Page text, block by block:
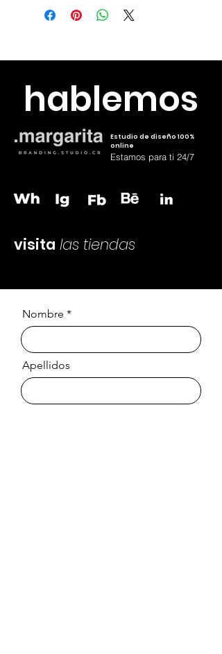
Envia el diseño a
hola@margaritacr.com o wh
hablemos
Estudio de diseño 100%
online
Estamos para ti 24/7
visita las tiendas
Nombre
Apellidos